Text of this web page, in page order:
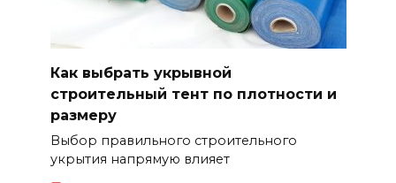
Как выбрать укрывной
строительный тент по плотности и
размеру
Выбор правильного строительного
укрытия напрямую влияет